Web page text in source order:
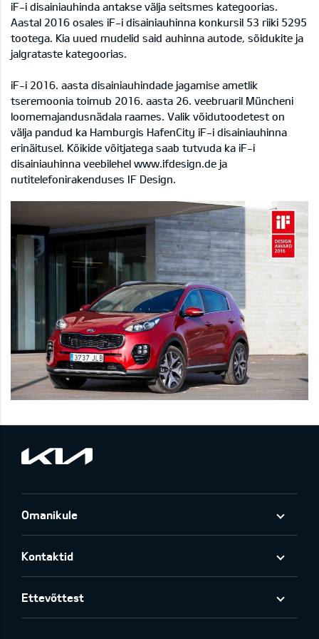
iF-i disainiauhinda antakse välja seitsmes kategoorias.
Aastal 2016 osales iF-i disainiauhinna konkursil 53 riiki 5295
tootega. Kia uued mudelid said auhinna autode, sõidukite ja
jalgrataste kategoorias.
iF-i 2016. aasta disainiauhindade jagamise ametlik
tseremoonia toimub 2016. aasta 26. veebruaril Müncheni
loomemajandusnädala raames. Valik võidutoodetest on
välja pandud ka Hamburgis HafenCity iF-i disainiauhinna
erinäitusel. Kõikide võitjatega saab tutvuda ka iF-i
disainiauhinna veebilehel www.ifdesign.de ja
nutitelefonirakenduses IF Design.
Omanikule
Kontaktid
Ettevõttest